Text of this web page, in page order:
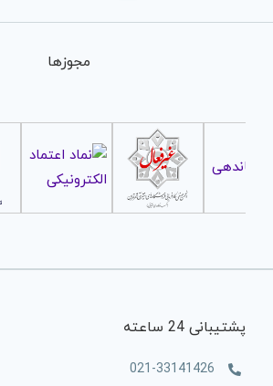
مجوزها
پشتیبانی 24 ساعته
021-33141426